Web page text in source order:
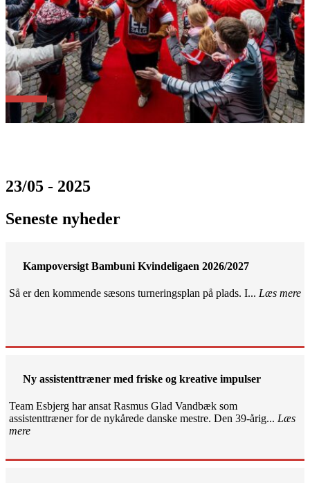
23/05 - 2025
Seneste nyheder
Kampoversigt Bambuni Kvindeligaen 2026/2027
Så er den kommende sæsons turneringsplan på plads. I... Læs mere
Ny assistenttræner med friske og kreative impulser
Team Esbjerg har ansat Rasmus Glad Vandbæk som
assistenttræner for de nykårede danske mestre. Den 39-årig... Læs
mere